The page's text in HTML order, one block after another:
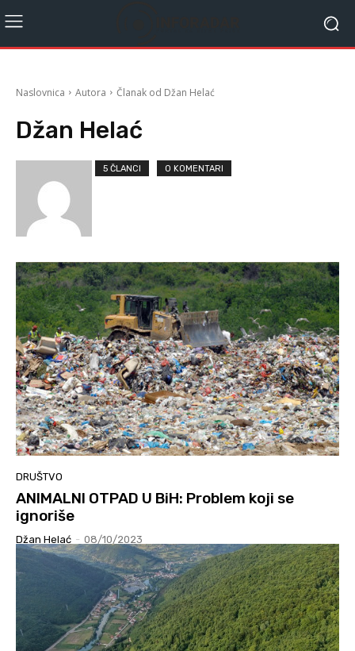
Naslovnica Autora Članak od Džan Helać
Džan Helać
5 ČLANCI 0 KOMENTARI
DRUŠTVO
ANIMALNI OTPAD U BiH: Problem koji se
ignoriše
Džan Helać - 08/10/2023